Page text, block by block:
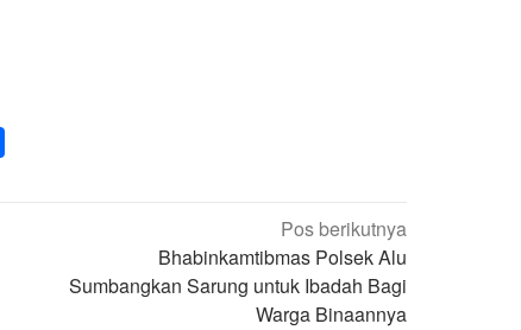
Pos berikutnya
Bhabinkamtibmas Polsek Alu
Sumbangkan Sarung untuk Ibadah Bagi
Warga Binaannya